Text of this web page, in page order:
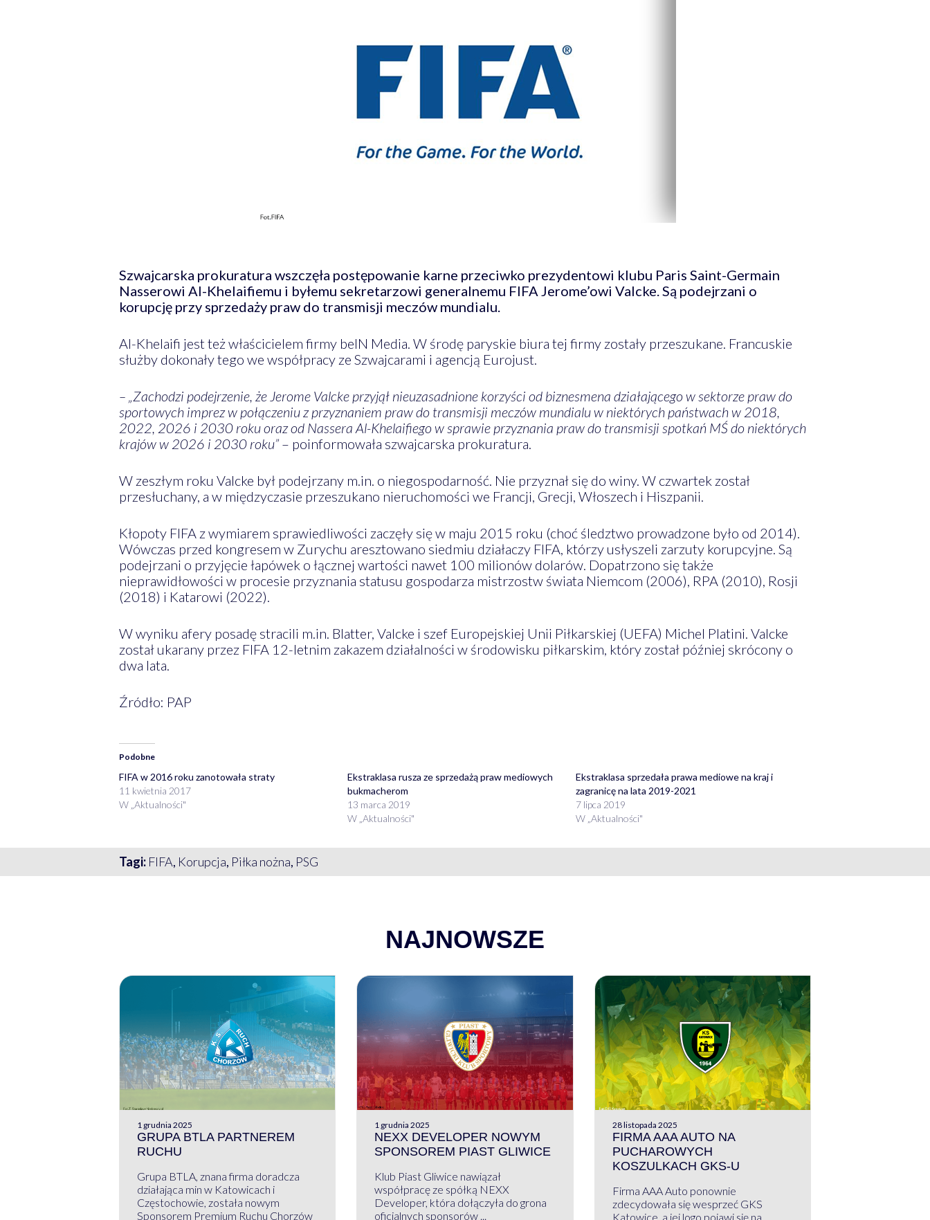
Szwajcarska prokuratura wszczęła postępowanie karne przeciwko prezydentowi klubu Paris Saint-Germain
Nasserowi Al-Khelaifiemu i byłemu sekretarzowi generalnemu FIFA Jerome’owi Valcke. Są podejrzani o
korupcję przy sprzedaży praw do transmisji meczów mundialu.
Al-Khelaifi jest też właścicielem firmy beIN Media. W środę paryskie biura tej firmy zostały przeszukane. Francuskie
służby dokonały tego we współpracy ze Szwajcarami i agencją Eurojust.
– „Zachodzi podejrzenie, że Jerome Valcke przyjął nieuzasadnione korzyści od biznesmena działającego w sektorze praw do
sportowych imprez w połączeniu z przyznaniem praw do transmisji meczów mundialu w niektórych państwach w 2018,
2022, 2026 i 2030 roku oraz od Nassera Al-Khelaifiego w sprawie przyznania praw do transmisji spotkań MŚ do niektórych
krajów w 2026 i 2030 roku”– poinformowała szwajcarska prokuratura.
W zeszłym roku Valcke był podejrzany m.in. o niegospodarność. Nie przyznał się do winy. W czwartek został
przesłuchany, a w międzyczasie przeszukano nieruchomości we Francji, Grecji, Włoszech i Hiszpanii.
Kłopoty FIFA z wymiarem sprawiedliwości zaczęły się w maju 2015 roku (choć śledztwo prowadzone było od 2014).
Wówczas przed kongresem w Zurychu aresztowano siedmiu działaczy FIFA, którzy usłyszeli zarzuty korupcyjne. Są
podejrzani o przyjęcie łapówek o łącznej wartości nawet 100 milionów dolarów. Dopatrzono się także
nieprawidłowości w procesie przyznania statusu gospodarza mistrzostw świata Niemcom (2006), RPA (2010), Rosji
(2018) i Katarowi (2022).
W wyniku afery posadę stracili m.in. Blatter, Valcke i szef Europejskiej Unii Piłkarskiej (UEFA) Michel Platini. Valcke
został ukarany przez FIFA 12-letnim zakazem działalności w środowisku piłkarskim, który został później skrócony o
dwa lata.
Źródło: PAP
Podobne
FIFA w 2016 roku zanotowała straty
11 kwietnia 2017
W „Aktualności"
Ekstraklasa rusza ze sprzedażą praw mediowych
bukmacherom
13 marca 2019
W „Aktualności"
Ekstraklasa sprzedała prawa mediowe na kraj i
zagranicę na lata 2019-2021
7 lipca 2019
W „Aktualności"
Tagi: FIFA, Korupcja, Piłka nożna, PSG
NAJNOWSZE
1 grudnia 2025
GRUPA BTLA PARTNEREM
RUCHU
Grupa BTLA, znana firma doradcza
działająca min w Katowicach i
Częstochowie, została nowym
Sponsorem Premium Ruchu Chorzów
1 grudnia 2025
NEXX DEVELOPER NOWYM
SPONSOREM PIAST GLIWICE
Klub Piast Gliwice nawiązał
współpracę ze spółką NEXX
Developer, która dołączyła do grona
oficjalnych sponsorów ...
28 listopada 2025
FIRMA AAA AUTO NA
PUCHAROWYCH
KOSZULKACH GKS-U
Firma AAA Auto ponownie
zdecydowała się wesprzeć GKS
Katowice, a jej logo pojawi się na